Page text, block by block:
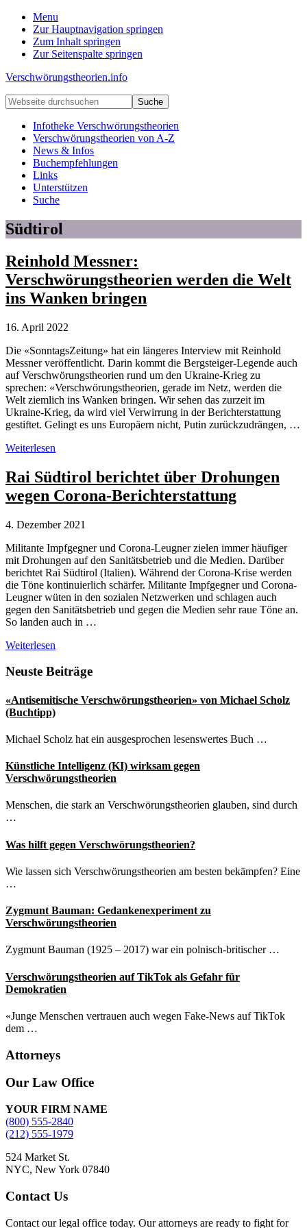
Menu
Zur Hauptnavigation springen
Zum Inhalt springen
Zur Seitenspalte springen
Verschwörungstheorien.info
Beiträge
zu
Merkmalen,
Funktionen
Risiken
konspirationistischen
Denkens
Webseite
durchsuchen
Infotheke Verschwörungstheorien
Verschwörungstheorien von A-Z
News & Infos
Buchempfehlungen
Links
Unterstützen
Suche
Südtirol
Reinhold Messner:
Verschwörungstheorien werden die Welt
ins Wanken bringen
16. April 2022
Die «SonntagsZeitung» hat ein längeres Interview mit Reinhold
Messner veröffentlicht. Darin kommt die Bergsteiger-Legende auch
auf Verschwörungstheorien rund um den Ukraine-Krieg zu
sprechen: «Verschwörungstheorien, gerade im Netz, werden die
Welt ziemlich ins Wanken bringen. Wir sehen das zurzeit im
Ukraine-Krieg, da wird viel Verwirrung in der Berichterstattung
gestiftet. Gelingt es uns Europäern nicht, Putin zurückzudrängen, …
Reinhold
Verschwörungstheorien
werden
die
ins
bringen
Weiterlesen
Rai Südtirol berichtet über Drohungen
wegen Corona-Berichterstattung
4. Dezember 2021
Militante Impfgegner und Corona-Leugner zielen immer häufiger
mit Drohungen auf den Sanitätsbetrieb und die Medien. Darüber
berichtet Rai Südtirol (Italien). Während der Corona-Krise werden
die Töne kontinuierlich schärfer. Militante Impfgegner und Corona-
Leugner wüten in den sozialen Netzwerken und schlagen auch
gegen den Sanitätsbetrieb und gegen die Medien sehr raue Töne an.
So landen auch in …
Rai
berichtet
Drohungen
wegen
Corona-
Weiterlesen
Seitenspalte
Neuste Beiträge
«Antisemitische Verschwörungstheorien» von Michael Scholz
(Buchtipp)
Michael Scholz hat ein ausgesprochen lesenswertes Buch …
Künstliche Intelligenz (KI) wirksam gegen
Verschwörungstheorien
Menschen, die stark an Verschwörungstheorien glauben, sind durch
…
Was hilft gegen Verschwörungstheorien?
Wie lassen sich Verschwörungstheorien am besten bekämpfen? Eine
…
Zygmunt Bauman: Gedankenexperiment zu
Verschwörungstheorien
Zygmunt Bauman (1925 – 2017) war ein polnisch-britischer …
Verschwörungstheorien auf TikTok als Gefahr für
Demokratien
«Junge Menschen vertrauen auch wegen Fake-News auf TikTok
dem …
Attorneys
Site
Footer
Our Law Office
YOUR FIRM NAME
(800) 555-2840
(212) 555-1979
524 Market St.
NYC, New York 07840
Contact Us
Contact our legal office today. Our attorneys are ready to fight for